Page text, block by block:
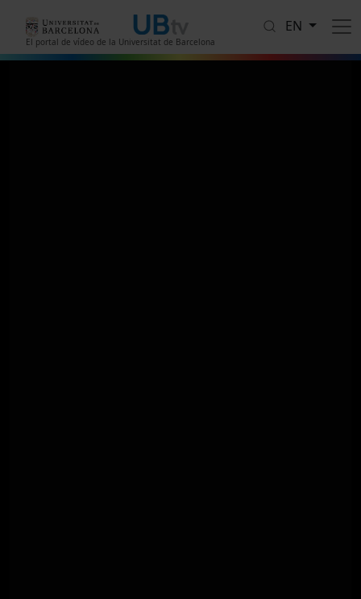
El portal de vídeo de la Universitat de Barcelona
EN